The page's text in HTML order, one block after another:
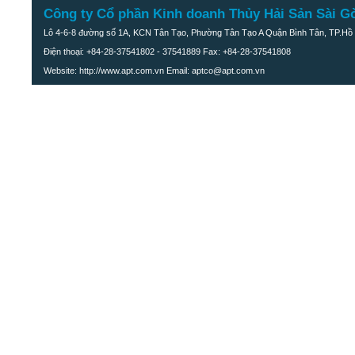
Công ty Cổ phần Kinh doanh Thủy Hải Sản Sài
Lô 4-6-8 đường số 1A, KCN Tân Tạo, Phường Tân Tạo A Quận Bình Tân, TP.Hồ
Điện thoại: +84-28-37541802 - 37541889 Fax: +84-28-37541808
Website: http://www.apt.com.vn Email: aptco@apt.com.vn